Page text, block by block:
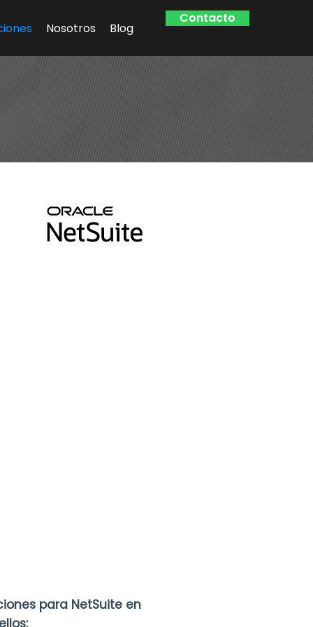
Nosotros Blog
Contacto
para NetSuite en